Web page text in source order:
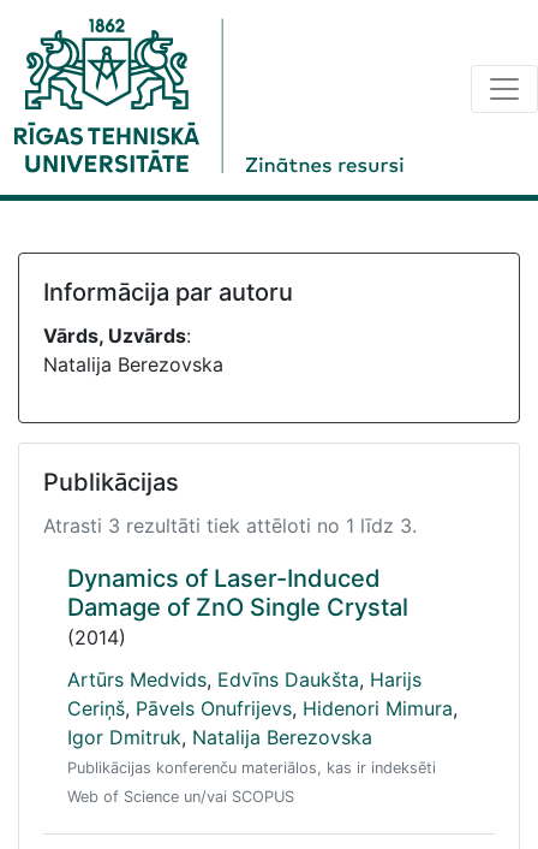
Informācija par autoru
Vārds, Uzvārds:
Natalija Berezovska
Publikācijas
Atrasti 3 rezultāti tiek attēloti no 1 līdz 3.
Dynamics of Laser-Induced
Damage of ZnO Single Crystal
(2014)
Artūrs Medvids, Edvīns Daukšta, Harijs
Ceriņš, Pāvels Onufrijevs, Hidenori Mimura,
Igor Dmitruk, Natalija Berezovska
Publikācijas konferenču materiālos, kas ir indeksēti
Web of Science un/vai SCOPUS